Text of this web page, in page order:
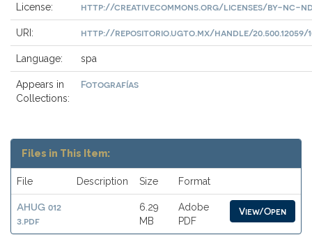
License: http://creativecommons.org/licenses/by-nc-
URI: http://repositorio.ugto.mx/handle/20.500.12059/
Language: spa
Appears in
Collections:
Fotografías
Files in This Item:
File Description Size Format
AHUG 012
3.pdf
6.29
MB
Adobe
PDF
View/Open